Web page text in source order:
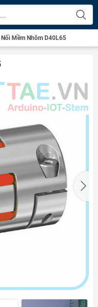
Nối Mềm Nhôm D40L65